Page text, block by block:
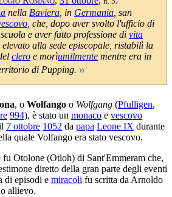
nella Baviera , in Germania , san
, che, dopo aver svolto l'ufficio di
e aver fatto professione di vita
, elevato alla sede episcopale, ristabilì la
clero e morìumilmente mentre era in
di Pupping. »
, o Wolfango o Wolfgang (Pfulligen,
994), è stato un monaco e vescovo
7 ottobre 1052 da papa Leone IX durante
quale Volfango era stato vescovo.
Otolone (Otloh) di Sant'Emmeram che,
diretto della gran parte degli eventi
di episodi e miracoli fu scritta da Arnoldo
allievo.